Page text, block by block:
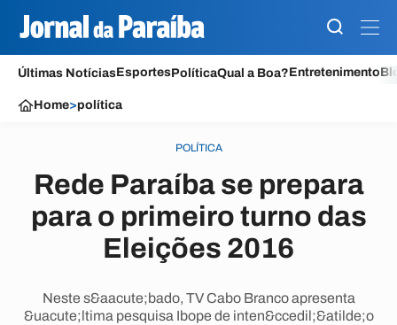
Últimas NotíciasEsportesPolíticaQual a Boa?Entretenimento
Home>política
POLÍTICA
Rede Paraíba se prepara
para o primeiro turno das
Eleições 2016
Neste s&aacute;bado, TV Cabo Branco apresenta
&uacute;ltima pesquisa Ibope de inten&ccedil;&atilde;o